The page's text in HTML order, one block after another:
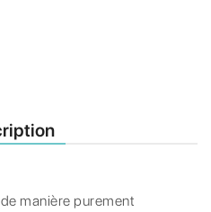
manière purement